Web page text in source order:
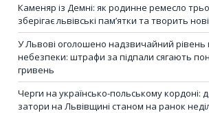
Каменяр із Демні: як родинне ремесло
зберігає львівські пам’ятки та творить
У Львові оголошено надзвичайний рівень
небезпеки: штрафи за підпали сягають
гривень
Черги на українсько-польському кордоні:
затори на Львівщині станом на ранок